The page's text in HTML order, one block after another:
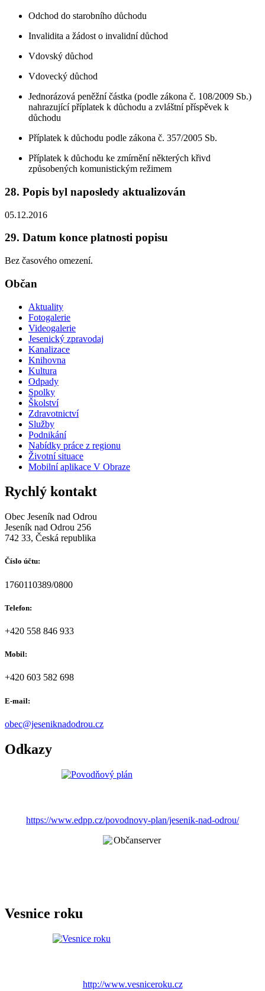
Odchod do starobního důchodu
Invalidita a žádost o invalidní důchod
Vdovský důchod
Vdovecký důchod
Jednorázová peněžní částka (podle zákona č. 108/2009 Sb.)
nahrazující příplatek k důchodu a zvláštní příspěvek k
důchodu
Příplatek k důchodu podle zákona č. 357/2005 Sb.
Příplatek k důchodu ke zmírnění některých křivd
způsobených komunistickým režimem
28. Popis byl naposledy aktualizován
05.12.2016
29. Datum konce platnosti popisu
Bez časového omezení.
Občan
Aktuality
Fotogalerie
Videogalerie
Jesenický zpravodaj
Kanalizace
Knihovna
Kultura
Odpady
Spolky
Školství
Zdravotnictví
Služby
Podnikání
Nabídky práce z regionu
Životní situace
Mobilní aplikace V Obraze
Rychlý kontakt
Obec Jeseník nad Odrou
Jeseník nad Odrou 256
742 33, Česká republika
Číslo účtu:
1760110389/0800
Telefon:
+420 558 846 933
Mobil:
+420 603 582 698
E-mail:
obec@jeseniknadodrou.cz
Odkazy
https://www.edpp.cz/povodnovy-plan/jesenik-nad-odrou/
Vesnice roku
http://www.vesniceroku.cz